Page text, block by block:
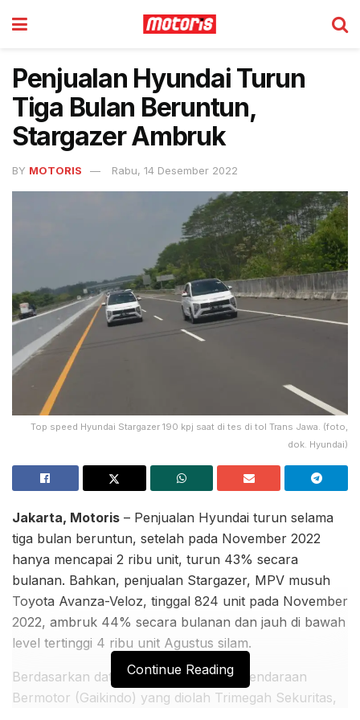
Penjualan Hyundai Turun
Tiga Bulan Beruntun,
Stargazer Ambruk
BY MOTORIS Rabu, 14 Desember 2022
Top speed Hyundai Stargazer 190 kpj saat di tes di tol Trans Jawa. (foto,
dok. Hyundai)
Jakarta, Motoris – Penjualan Hyundai turun selama
tiga bulan beruntun, setelah pada November 2022
hanya mencapai 2 ribu unit, turun 43% secara
bulanan. Bahkan, penjualan Stargazer, MPV musuh
Toyota Avanza-Veloz, tinggal 824 unit pada November
2022, ambruk 44% secara bulanan dan jauh di bawah
level tertinggi 4 ribu unit Agustus silam.
Berdasarkan data Gabungan Industri Kendaraan
Bermotor (Gaikindo) yang diolah Trimegah Sekuritas,
Continue Reading